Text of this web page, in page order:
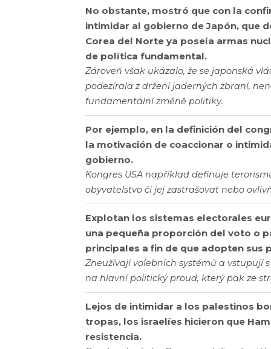
No obstante, mostró que con la
intimidar al gobierno de Japón, que
Corea del Norte ya poseía armas
de política fundamental.
Zároveň však ukázalo, že se japonská
podezírala z držení jaderných zbraní,
fundamentální změně politiky.
Por ejemplo, en la definición del
la motivación de coaccionar o
gobierno.
Kongres USA například definuje
obyvatelstvo či jej zastrašovat nebo
Explotan los sistemas electorales
una pequeña proporción del voto o
principales a fin de que adopten sus
Zneužívají volebních systémů a vstupují
na hlavní politický proud, který pak ze
Lejos de intimidar a los palestinos
tropas, los israelíes hicieron que
resistencia.